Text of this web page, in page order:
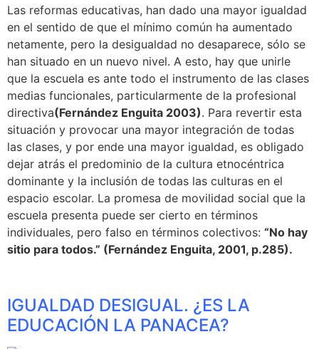
Las reformas educativas, han dado una mayor igualdad
en el sentido de que el mínimo común ha aumentado
netamente, pero la desigualdad no desaparece, sólo se
han situado en un nuevo nivel. A esto, hay que unirle
que la escuela es ante todo el instrumento de las clases
medias funcionales, particularmente de la profesional
directiva(Fernández Enguita 2003). Para revertir esta
situación y provocar una mayor integración de todas
las clases, y por ende una mayor igualdad, es obligado
dejar atrás el predominio de la cultura etnocéntrica
dominante y la inclusión de todas las culturas en el
espacio escolar. La promesa de movilidad social que la
escuela presenta puede ser cierto en términos
individuales, pero falso en términos colectivos: “No hay
sitio para todos.” (Fernández Enguita, 2001, p.285).
IGUALDAD DESIGUAL. ¿ES LA
EDUCACIÓN LA PANACEA?